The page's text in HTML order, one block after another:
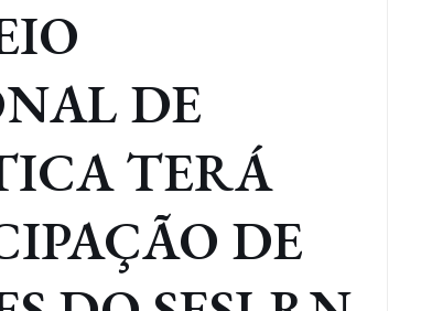
DE
TERÁ
DE